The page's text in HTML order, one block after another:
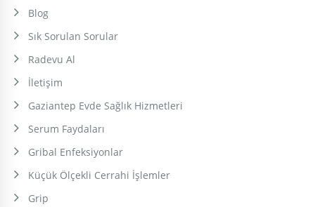
Blog
Sık Sorulan Sorular
Radevu Al
İletişim
Gaziantep Evde Sağlık Hizmetleri
Serum Faydaları
Gribal Enfeksiyonlar
Küçük Ölçekli Cerrahi İşlemler
Grip